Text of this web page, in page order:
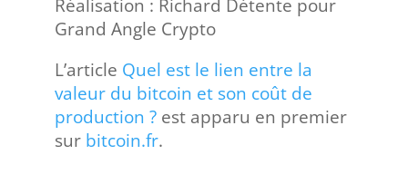
Réalisation : Richard Détente pour
Grand Angle Crypto
L’article Quel est le lien entre la
valeur du bitcoin et son coût de
production ?est apparu en premier
sur bitcoin.fr.